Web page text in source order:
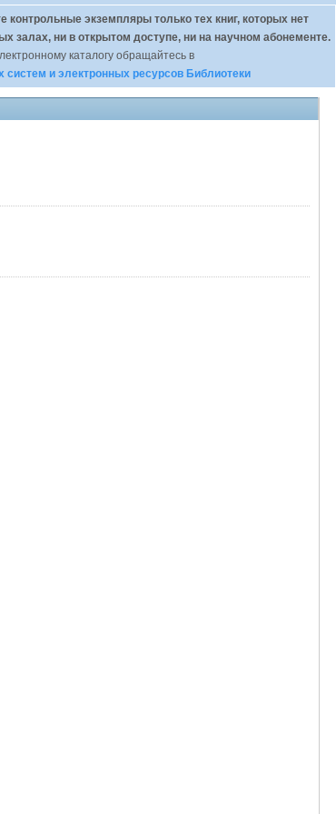
контрольные экземпляры только тех книг, которых нет
залах, ни в открытом доступе, ни на научном абонементе.
каталогу обращайтесь в
и электронных ресурсов Библиотеки